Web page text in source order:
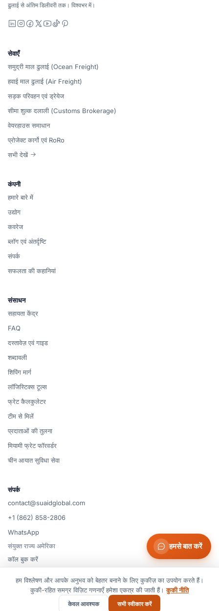
ढुलाई से अंतिम डिलीवरी तक। विश्वभर में।
LinkedIn
Instagram
Facebook
X YouTube
TikTok
सेवाएँ
समुद्री माल ढुलाई (Ocean Freight)
हवाई माल ढुलाई (Air Freight)
सड़क परिवहन एवं ड्रेयेज
सीमा शुल्क दलाली (Customs Brokerage)
वेयरहाउस समाधान
प्रोजेक्ट कार्गो एवं RoRo
सभी देखें
कंपनी
हमारे बारे में
उद्योग
कवरेज
ब्लॉग एवं अंतर्दृष्टि
संपर्क
सफलता की कहानियां
संसाधन
सहायता केंद्र
FAQ
दस्तावेज़ एवं गाइड
शब्दावली
शिपिंग मार्ग
लॉजिस्टिक्स टूल्स
फ्रेट कैलकुलेटर
टीम से मिलें
प्रदाताओं की तुलना
मियामी फ्रेट फॉरवर्डर
चीन आयात सुविधा सेवा
संपर्क
contact@suaidglobal.com
+1 (862) 858-2806
WhatsApp
संयुक्त राज्य अमेरिका
कॉल बुक करें
© 2026 Suaid LLC — संयुक्त राज्य अमेरिका
सेवा की शर्तें गोपनीयता नीति कुकी नीति कुकी प्राथमिकताएँअस्वीकरण
सर्वाधिकार सुरक्षित
हमसे बात करें
हम विश्लेषण और आपके अनुभव को बेहतर बनाने के लिए कुकीज़ का उपयोग करते हैं।
कुकी-रहित समग्र विज़िट गणनाएँ हमेशा एकत्र की जाती हैं।कुकी नीति
केवल आवश्यक सभी स्वीकार करें